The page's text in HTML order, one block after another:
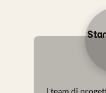
I team di